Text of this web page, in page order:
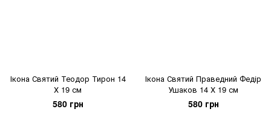
Ікона Святий Теодор Тирон 14
Х 19 см
580 грн
Ікона Святий Праведний Федір
Ушаков 14 Х 19 см
580 грн